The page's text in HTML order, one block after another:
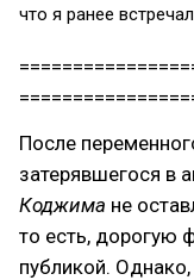
что я ранее
После
затерявшегося в
Коджима не
то есть, дорогую
публикой.